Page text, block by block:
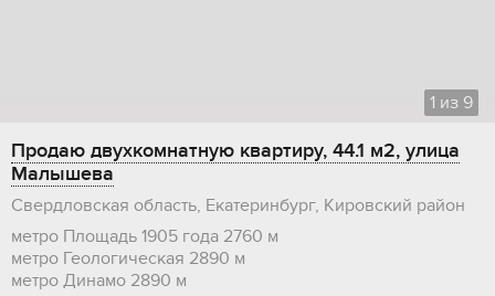
1 из 9
Продаю двухкомнатную квартиру, 44.1 м2, улица
Малышева
Свердловская область, Екатеринбург, Кировский район
метро Площадь 1905 года 2760 м
метро Геологическая 2890 м
метро Динамо 2890 м